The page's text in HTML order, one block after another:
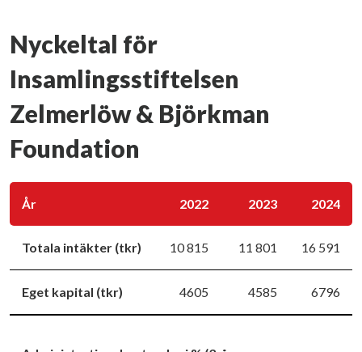
Nyckeltal för
Insamlingsstiftelsen
Zelmerlöw & Björkman
Foundation
År 2022 2023 2024
Totala intäkter (tkr) 10 815 11 801 16 591
Eget kapital (tkr) 4605 4585 6796